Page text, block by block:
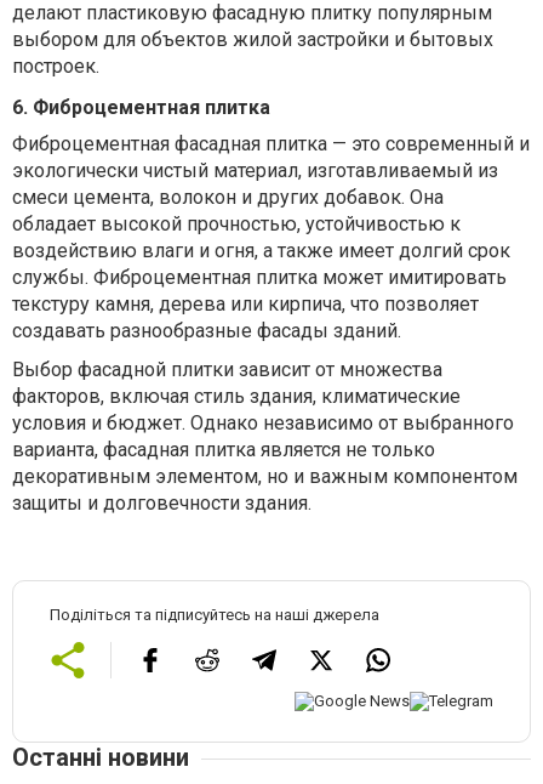
делают пластиковую фасадную плитку популярным
выбором для объектов жилой застройки и бытовых
построек.
6. Фиброцементная плитка
Фиброцементная фасадная плитка — это современный и
экологически чистый материал, изготавливаемый из
смеси цемента, волокон и других добавок. Она
обладает высокой прочностью, устойчивостью к
воздействию влаги и огня, а также имеет долгий срок
службы. Фиброцементная плитка может имитировать
текстуру камня, дерева или кирпича, что позволяет
создавать разнообразные фасады зданий.
Выбор фасадной плитки зависит от множества
факторов, включая стиль здания, климатические
условия и бюджет. Однако независимо от выбранного
варианта, фасадная плитка является не только
декоративным элементом, но и важным компонентом
защиты и долговечности здания.
Поділіться та підписуйтесь на наші джерела
Останні новини